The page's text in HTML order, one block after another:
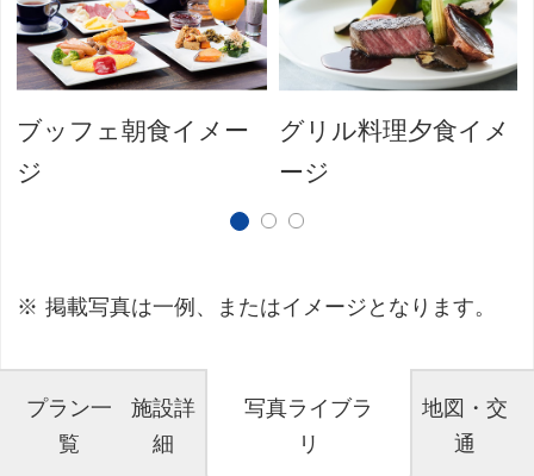
ブッフェ朝食イメー
ジ
グリル料理夕食イメ
ージ
掲載写真は一例、またはイメージとなります。
プラン一
覧
施設詳
細
写真ライブラ
リ
地図・交
通